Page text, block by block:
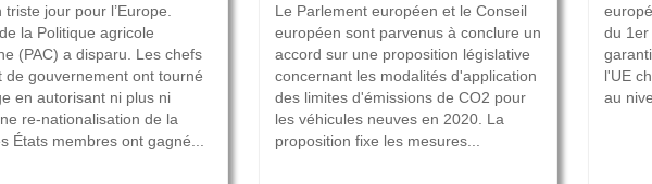
triste jour pour l’Europe.
la Politique agricole
(PAC) a disparu. Les chefs
de gouvernement ont tourné
en autorisant ni plus ni
re-nationalisation de la
États membres ont gagné...
Le Parlement européen et le Conseil
européen sont parvenus à conclure un
accord sur une proposition législative
concernant les modalités d'application
des limites d'émissions de CO2 pour
les véhicules neuves en 2020. La
proposition fixe les mesures...
du 1er
l'UE
au